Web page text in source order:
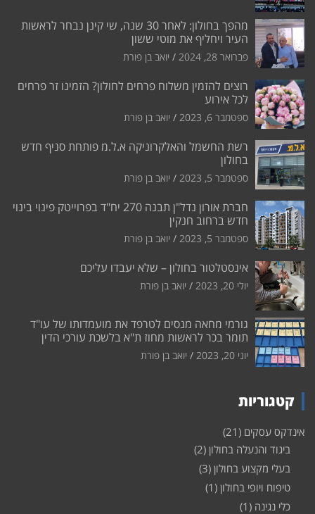
מהפך בחולון: לאחר 30 שנה, שי קינן נבחר לראשות
העיר ויחליף את מוטי ששון
פברואר 28, 2024 יואב בן פורת
רוצים להזמין משלוח פרחים לחולון? הזמינו זר פרחים
לכל אירוע
ספטמבר 6, 2023 יואב בן פורת
רשת החשמל והאלקרוניקה א.ל.מ פותחת סניף חדש
בחולון
ספטמבר 5, 2023 יואב בן פורת
חברת אורון נדל"ן תבנה 270 יח"ד בפרוייטק פינוי בינוי
חדש ברחוב חנקין
ספטמבר 5, 2023 יואב בן פורת
אינסטלטור בחולון – שלא יעבדו עליכם
יולי 20, 2023 יואב בן פורת
גורמי מחאה מנסים לטרפד את מועמדותו של עו"ד
תומר בכר לראשות מחוז ת"א בלשכת עורכי הדין
יוני 20, 2023 יואב בן פורת
קטגוריות
אינדקס עסקים (21)
ביגוד והנעלה בחולון (2)
בעלי מקצוע בחולון (3)
טיפוח ויופי בחולון (1)
כלי נגינה (1)